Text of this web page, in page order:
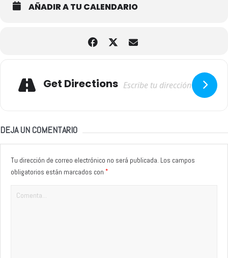
AÑADIR A TU CALENDARIO
Get Directions
DEJA UN COMENTARIO
Tu dirección de correo electrónico no será publicada. Los campos
obligatorios están marcados con *